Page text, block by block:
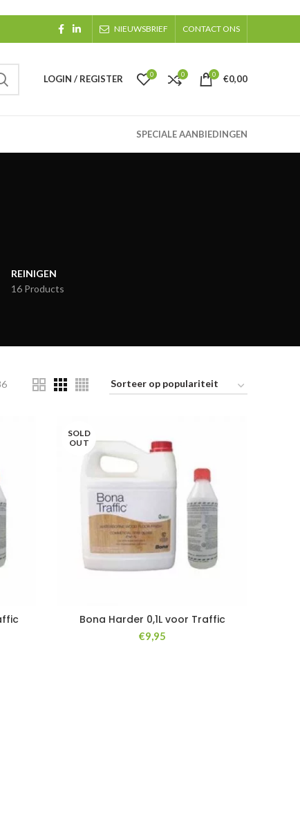
NIEUWSBRIEF CONTACT ONS
LOGIN / REGISTER 0 0 0 €0,00
SPECIALE AANBIEDINGEN
REINIGEN
16 Products
SOLD
OUT
Bona Harder 0,1L voor Traffic
€9,95